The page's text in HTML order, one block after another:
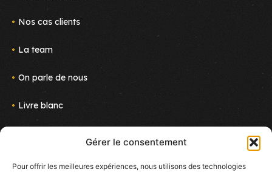
Gérer le consentement
Pour offrir les meilleures expériences, nous utilisons des technologies
Nos cas clients
La team
On parle de nous
Livre blanc
Nous rejoindre